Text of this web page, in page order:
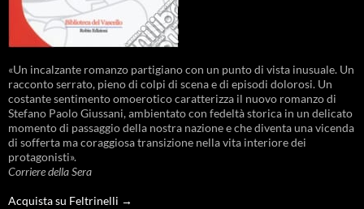
«Un incalzante romanzo partigiano con un punto di vista inusuale. Un
racconto serrato, pieno di colpi di scena e di episodi dolorosi. Un
costante sentimento omoerotico caratterizza il nuovo romanzo di
Stefano Paolo Giussani, ambientato con fedeltà storica in un delicato
momento di passaggio della nostra nazione e che diventa una vicenda
di sofferta ma coraggiosa transizione nella vita interiore dei
protagonisti».
Corriere della Sera
Acquista su Feltrinelli →